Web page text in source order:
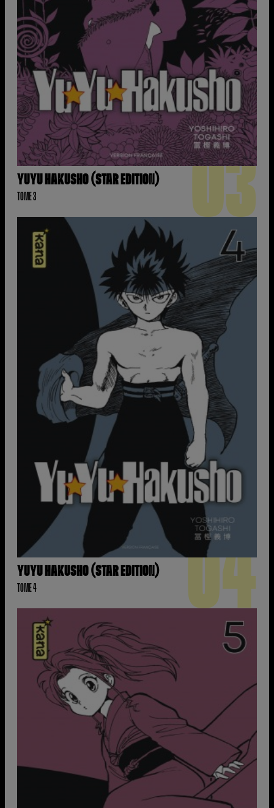
YUYU HAKUSHO (STAR EDITION)
TOME 3 03
YUYU HAKUSHO (STAR EDITION)
TOME 4 04